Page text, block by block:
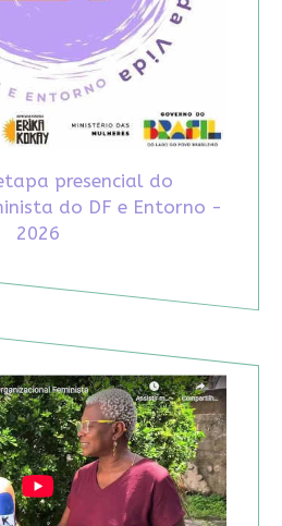
presencial do
do DF e Entorno -
2026